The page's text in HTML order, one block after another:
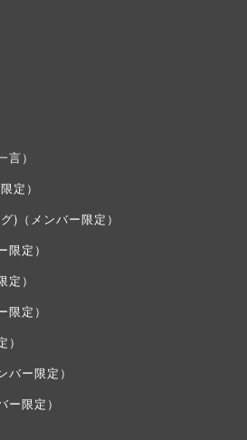
）
定）
)（メンバー限定）
定）
）
定）
ー限定）
限定）